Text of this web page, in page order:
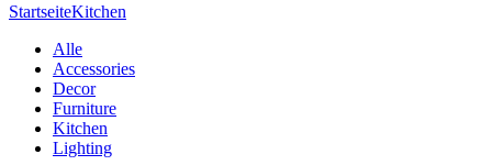
StartseiteKitchen
Alle
Accessories
Decor
Furniture
Kitchen
Lighting